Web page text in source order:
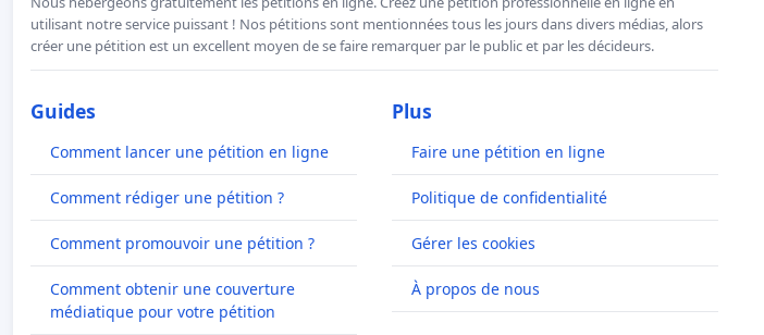
utilisant notre service puissant ! Nos pétitions sont mentionnées tous les jours dans divers médias, alors
créer une pétition est un excellent moyen de se faire remarquer par le public et par les décideurs.
Guides
Comment lancer une pétition en ligne
Comment rédiger une pétition ?
Comment promouvoir une pétition ?
Comment obtenir une couverture
médiatique pour votre pétition
Plus
Faire une pétition en ligne
Politique de confidentialité
Gérer les cookies
À propos de nous